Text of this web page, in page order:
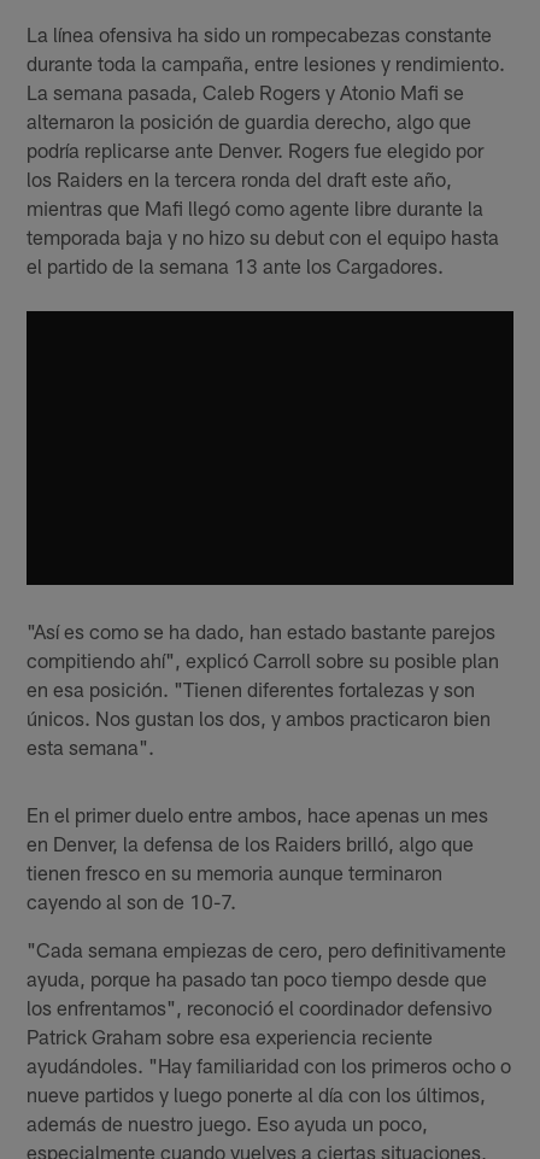
La línea ofensiva ha sido un rompecabezas constante
durante toda la campaña, entre lesiones y rendimiento.
La semana pasada, Caleb Rogers y Atonio Mafi se
alternaron la posición de guardia derecho, algo que
podría replicarse ante Denver. Rogers fue elegido por
los Raiders en la tercera ronda del draft este año,
mientras que Mafi llegó como agente libre durante la
temporada baja y no hizo su debut con el equipo hasta
el partido de la semana 13 ante los Cargadores.
"Así es como se ha dado, han estado bastante parejos
compitiendo ahí", explicó Carroll sobre su posible plan
en esa posición. "Tienen diferentes fortalezas y son
únicos. Nos gustan los dos, y ambos practicaron bien
esta semana".
En el primer duelo entre ambos, hace apenas un mes
en Denver, la defensa de los Raiders brilló, algo que
tienen fresco en su memoria aunque terminaron
cayendo al son de 10-7.
"Cada semana empiezas de cero, pero definitivamente
ayuda, porque ha pasado tan poco tiempo desde que
los enfrentamos", reconoció el coordinador defensivo
Patrick Graham sobre esa experiencia reciente
ayudándoles. "Hay familiaridad con los primeros ocho o
nueve partidos y luego ponerte al día con los últimos,
además de nuestro juego. Eso ayuda un poco,
especialmente cuando vuelves a ciertas situaciones,